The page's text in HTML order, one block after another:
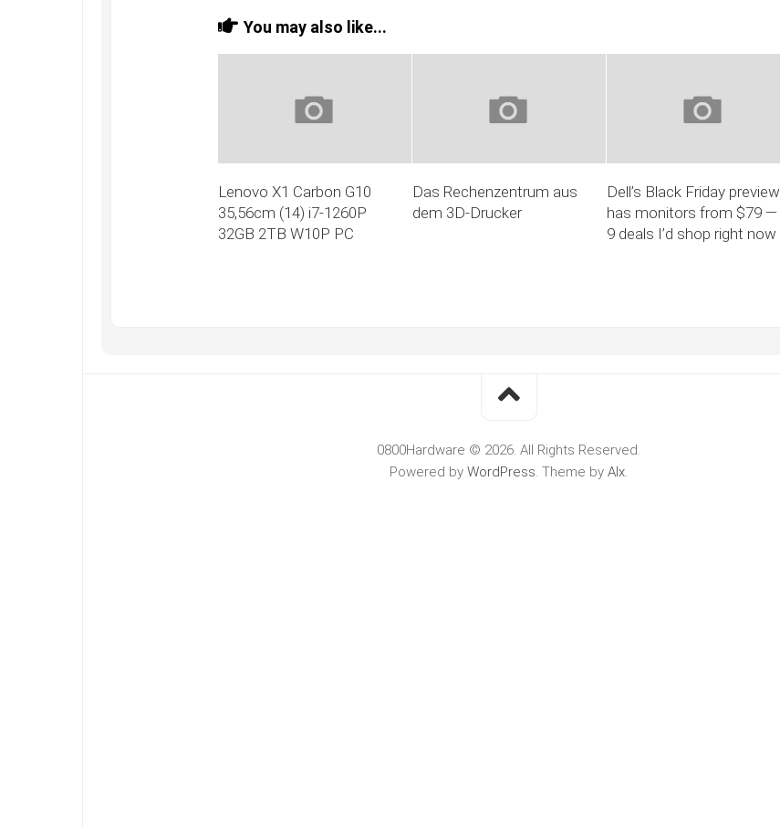
You may also like...
Lenovo X1 Carbon G10
35,56cm (14) i7-1260P
32GB 2TB W10P PC
Das Rechen­zentrum aus
dem 3D-Drucker
Dell’s Black Friday preview
has monitors from $79 —
9 deals I’d shop right now
0800Hardware © 2026. All Rights Reserved.
Powered by WordPress. Theme by Alx.